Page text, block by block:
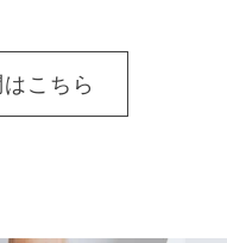
こちら